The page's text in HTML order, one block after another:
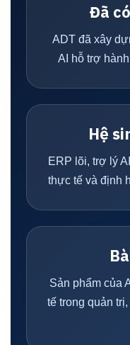
Đã
ADT đã xây
AI hỗ trợ
Hệ
ERP lõi, trợ lý
thực tế và định
Sản phẩm của
tế trong quản